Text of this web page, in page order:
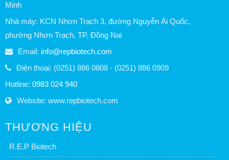
Minh
Nhà máy: KCN Nhơn Trạch 3, đường Nguyễn Ái Quốc,
phường Nhơn Trạch, TP. Đồng Nai
Email: info@repbiotech.com
Điện thoại: (0251) 886 0808 - (0251) 886 0909
Hotline: 0983 024 940
Website: www.repbiotech.com
THƯƠNG HIỆU
R.E.P Biotech